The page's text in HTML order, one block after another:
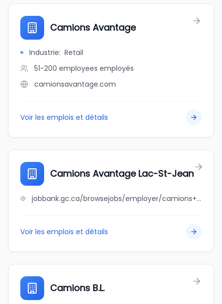
Camions Avantage
Industrie: Retail
51-200 employees employés
camionsavantage.com
Voir les emplois et détails
Camions Avantage Lac-St-Jean
jobbank.gc.ca/browsejobs/employer/camions+avantage+lac-st-jean/ca
Voir les emplois et détails
Camions B.L.